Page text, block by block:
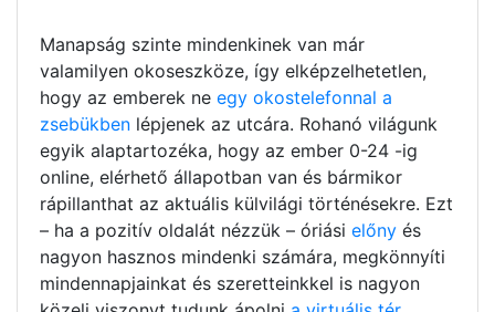
Manapság szinte mindenkinek van már
valamilyen okoseszköze, így elképzelhetetlen,
hogy az emberek ne egy okostelefonnal a
zsebükben lépjenek az utcára. Rohanó világunk
egyik alaptartozéka, hogy az ember 0-24 -ig
online, elérhető állapotban van és bármikor
rápillanthat az aktuális külvilági történésekre. Ezt
– ha a pozitív oldalát nézzük – óriási előny és
nagyon hasznos mindenki számára, megkönnyíti
mindennapjainkat és szeretteinkkel is nagyon